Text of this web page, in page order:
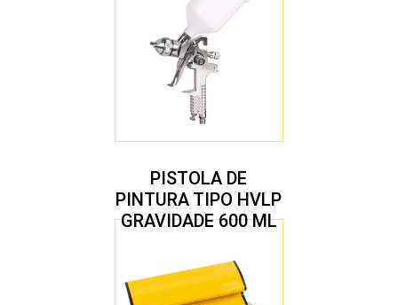
PISTOLA DE
PINTURA TIPO HVLP
GRAVIDADE 600 ML
1,7 MM